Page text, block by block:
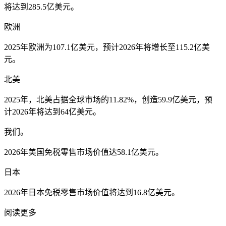
将达到285.5亿美元。
欧洲
2025年欧洲为107.1亿美元，预计2026年将增长至115.2亿美
元。
北美
2025年，北美占据全球市场的11.82%，创造59.9亿美元，预
计2026年将达到64亿美元。
我们。
2026年美国免税零售市场价值达58.1亿美元。
日本
2026年日本免税零售市场价值将达到16.8亿美元。
阅读更多